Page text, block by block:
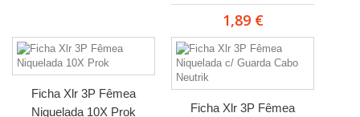
1,89 €
Ficha Xlr 3P Fêmea
Niquelada 10X Prok
Ficha Xlr 3P Fêmea